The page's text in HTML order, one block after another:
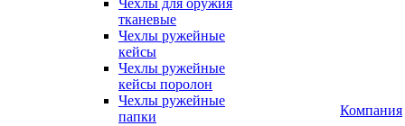
Чехлы для оружия
тканевые
Чехлы ружейные
кейсы
Чехлы ружейные
кейсы поролон
Чехлы ружейные
папки
Компания